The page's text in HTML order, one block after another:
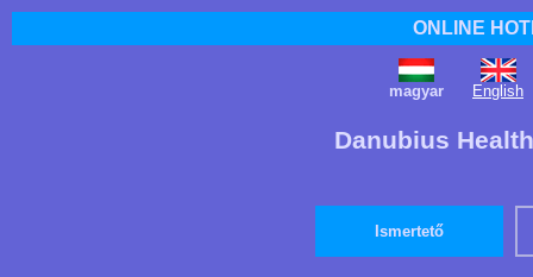
ONLINE
magyar English
Danubius
Ismertető